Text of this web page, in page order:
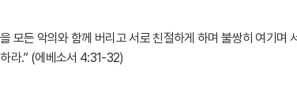
모든 악의와 함께 버리고 서로 친절하게 하며 불쌍히 여기며
라.” (에베소서 4:31-32)